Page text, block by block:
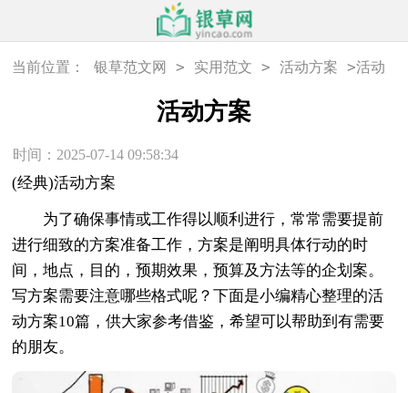
当前位置： 银草范文网 > 实用范文 > 活动方案 >活动
活动方案
时间：2025-07-14 09:58:34
(经典)活动方案
为了确保事情或工作得以顺利进行，常常需要提前
进行细致的方案准备工作，方案是阐明具体行动的时
间，地点，目的，预期效果，预算及方法等的企划案。
写方案需要注意哪些格式呢？下面是小编精心整理的活
动方案10篇，供大家参考借鉴，希望可以帮助到有需要
的朋友。